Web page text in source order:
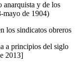
y de los
mayo de 1904)
los sindicatos obreros
a principios del siglo
2013]